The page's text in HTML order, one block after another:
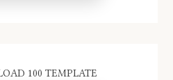
100 TEMPLATE